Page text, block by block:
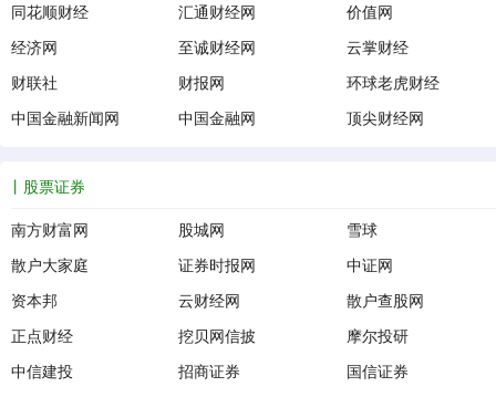
同花顺财经
汇通财经网
价值网
经济网
至诚财经网
云掌财经
财联社
财报网
环球老虎财经
中国金融新闻网
中国金融网 顶尖财经网
股票证券
南方财富网 股城网
雪球
散户大家庭
证券时报网
中证网
资本邦
云财经网
散户查股网
正点财经
挖贝网信披
摩尔投研
中信建投
招商证券
国信证券